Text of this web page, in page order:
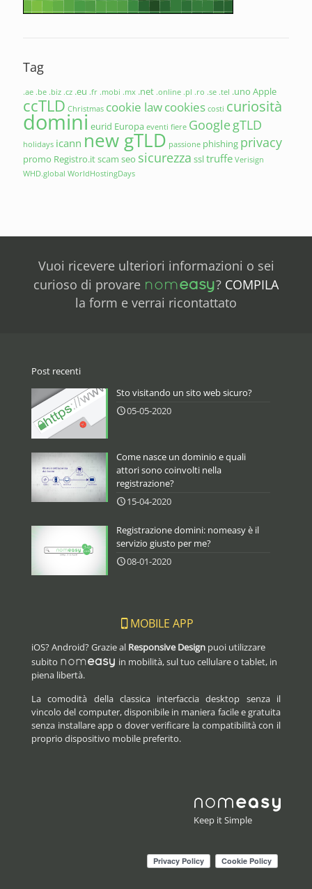
Tag
.ae .be .biz .cz .eu .fr .mobi .mx .net .online .pl .ro .se .tel .uno Apple
ccTLD Christmas cookie lawcookies costi curiosità
domini eurid Europa eventi fiere GooglegTLD
holidays icann new gTLD passione phishing privacy
promo Registro.itscam seo sicurezza ssltruffe Verisign
WHD.global WorldHostingDays
Vuoi ricevere ulteriori informazioni o sei
curioso di provare nomeasy? COMPILA
la form e verrai ricontattato
Post recenti
Sto visitando un sito web sicuro?
05-05-2020
Come nasce un dominio e quali
attori sono coinvolti nella
registrazione?
15-04-2020
Registrazione domini: nomeasy è il
servizio giusto per me?
08-01-2020
MOBILE APP
iOS? Android? Grazie al Responsive Design puoi utilizzare
subito nomeasy in mobilità, sul tuo cellulare o tablet, in
piena libertà.
La comodità della classica interfaccia desktop senza il
vincolo del computer, disponibile in maniera facile e gratuita
senza installare app o dover verificare la compatibilità con il
proprio dispositivo mobile preferito.
Keep it Simple